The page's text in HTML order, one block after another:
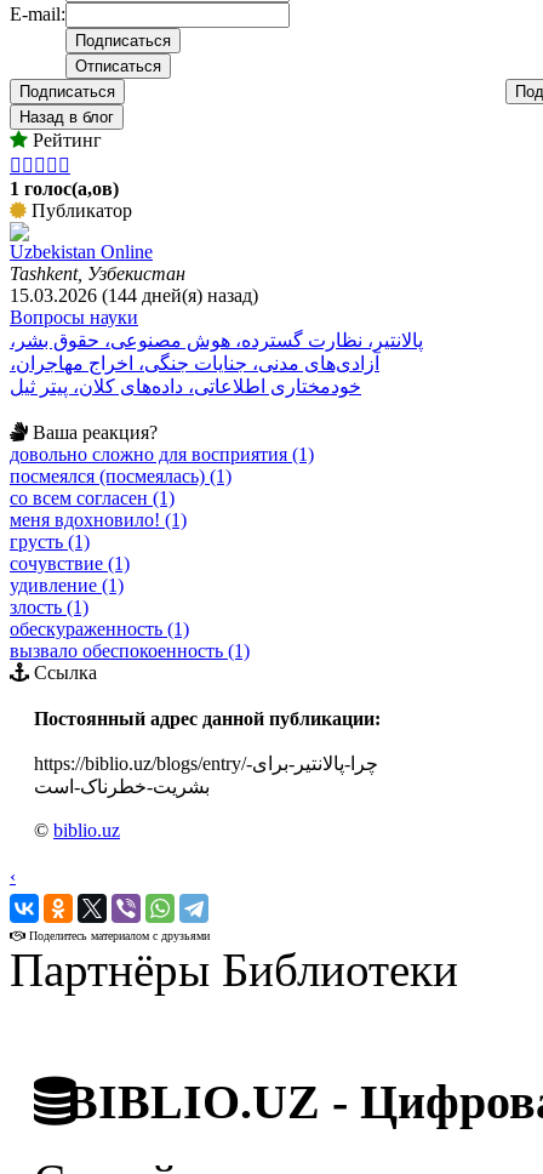
E-mail:
Подписаться
Назад в блог
Рейтинг
    
1 голос(а,ов)
Публикатор
Uzbekistan Online
Tashkent, Узбекистан
15.03.2026 (144 дней(я) назад)
Вопросы науки
پالانتیر، نظارت گسترده، هوش مصنوعی، حقوق بشر،
آزادی‌های مدنی، جنایات جنگی، اخراج مهاجران،
خودمختاری اطلاعاتی، داده‌های کلان، پیتر ثیل
Ваша реакция?
довольно сложно для восприятия (1)
посмеялся (посмеялась) (1)
со всем согласен (1)
меня вдохновило! (1)
грусть (1)
сочувствие (1)
удивление (1)
злость (1)
обескураженность (1)
вызвало обеспокоенность (1)
Ссылка
Постоянный адрес данной публикации:
https://biblio.uz/blogs/entry/چرا-پالانتیر-برای-
بشریت-خطرناک-است
© biblio.uz
‹
›
Поделитесь материалом с друзьями
Партнёры Библиотеки
BIBLIO.UZ -